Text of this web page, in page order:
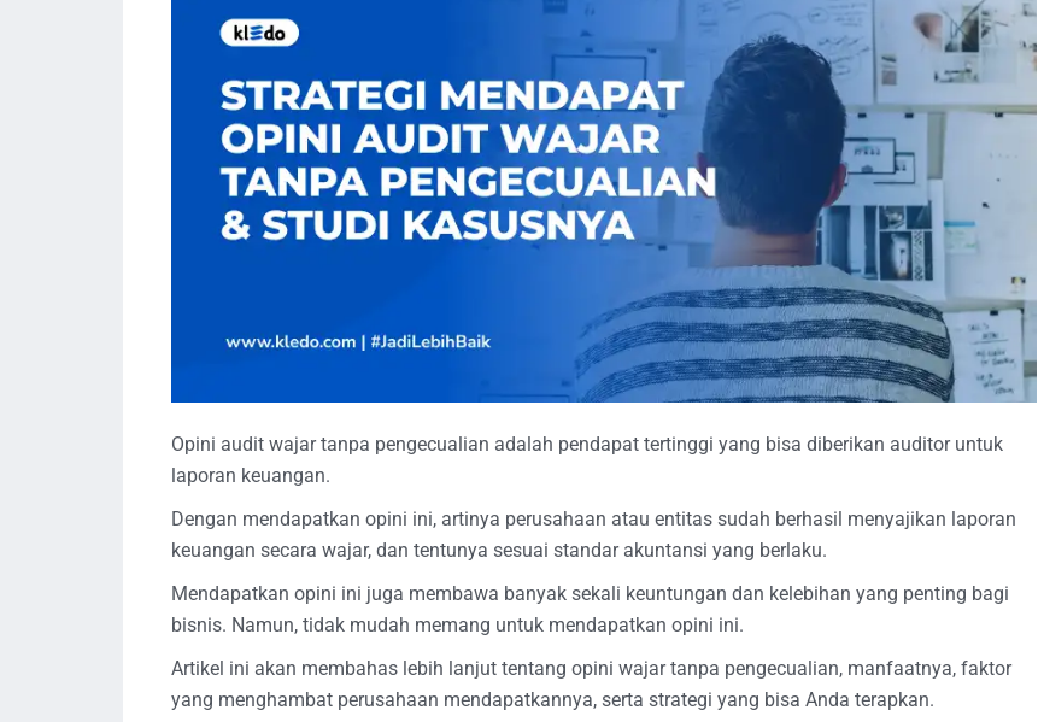
Opini audit wajar tanpa pengecualian adalah pendapat tertinggi yang bisa diberikan auditor untuk
laporan keuangan.
Dengan mendapatkan opini ini, artinya perusahaan atau entitas sudah berhasil menyajikan laporan
keuangan secara wajar, dan tentunya sesuai standar akuntansi yang berlaku.
Mendapatkan opini ini juga membawa banyak sekali keuntungan dan kelebihan yang penting bagi
bisnis. Namun, tidak mudah memang untuk mendapatkan opini ini.
Artikel ini akan membahas lebih lanjut tentang opini wajar tanpa pengecualian, manfaatnya, faktor
yang menghambat perusahaan mendapatkannya, serta strategi yang bisa Anda terapkan.